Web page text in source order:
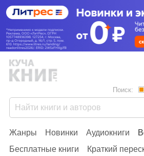
Жанры Новинки Аудиокниги
Бесплатные книги
Краткий
Поиск: